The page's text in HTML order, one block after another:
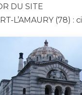
DU SITE
L’AMAURY (78) :